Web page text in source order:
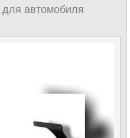
для автомобиля